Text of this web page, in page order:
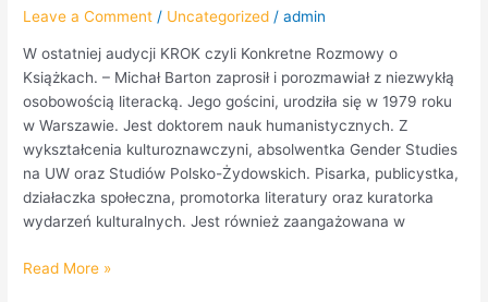
Leave a Comment / Uncategorized /admin
W ostatniej audycji KROK czyli Konkretne Rozmowy o
Książkach. – Michał Barton zaprosił i porozmawiał z niezwykłą
osobowością literacką. Jego gościni, urodziła się w 1979 roku
w Warszawie. Jest doktorem nauk humanistycznych. Z
wykształcenia kulturoznawczyni, absolwentka Gender Studies
na UW oraz Studiów Polsko-Żydowskich. Pisarka, publicystka,
działaczka społeczna, promotorka literatury oraz kuratorka
wydarzeń kulturalnych. Jest również zaangażowana w
Read More »